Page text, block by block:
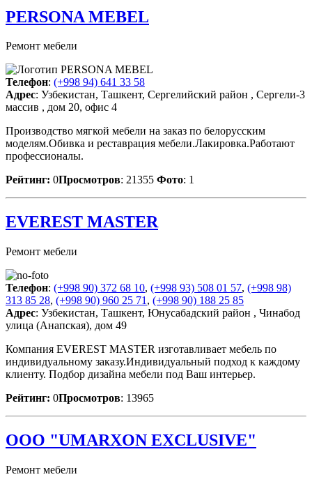
PERSONA MEBEL
Ремонт мебели
Телефон: (+998 94) 641 33 58
Адрес: Узбекистан, Ташкент, Сергелийский район , Сергели-3
массив , дом 20, офис 4
Производство мягкой мебели на заказ по белорусским
моделям.Обивка и реставрация мебели.Лакировка.Работают
профессионалы.
Рейтинг: 0Просмотров: 21355 Фото: 1
EVEREST MASTER
Ремонт мебели
Телефон: (+998 90) 372 68 10, (+998 93) 508 01 57, (+998 98)
313 85 28, (+998 90) 960 25 71 , (+998 90) 188 25 85
Адрес: Узбекистан, Ташкент, Юнусабадский район , Чинабод
улица (Анапская), дом 49
Компания EVEREST MASTER изготавливает мебель по
индивидуальному заказу.Индивидуальный подход к каждому
клиенту. Подбор дизайна мебели под Ваш интерьер.
Рейтинг: 0Просмотров: 13965
OOO "UMARXON EXCLUSIVE"
Ремонт мебели